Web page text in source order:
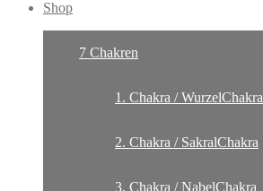
Shop
7 Chakren
1. Chakra / WurzelChakra
2. Chakra / SakralChakra
3. Chakra / NabelChakra